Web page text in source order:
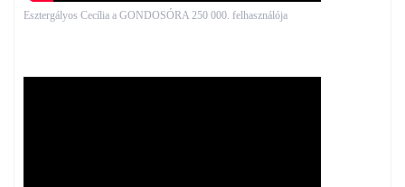
Esztergályos Cecília a GONDOSÓRA 250 000. felhasználója